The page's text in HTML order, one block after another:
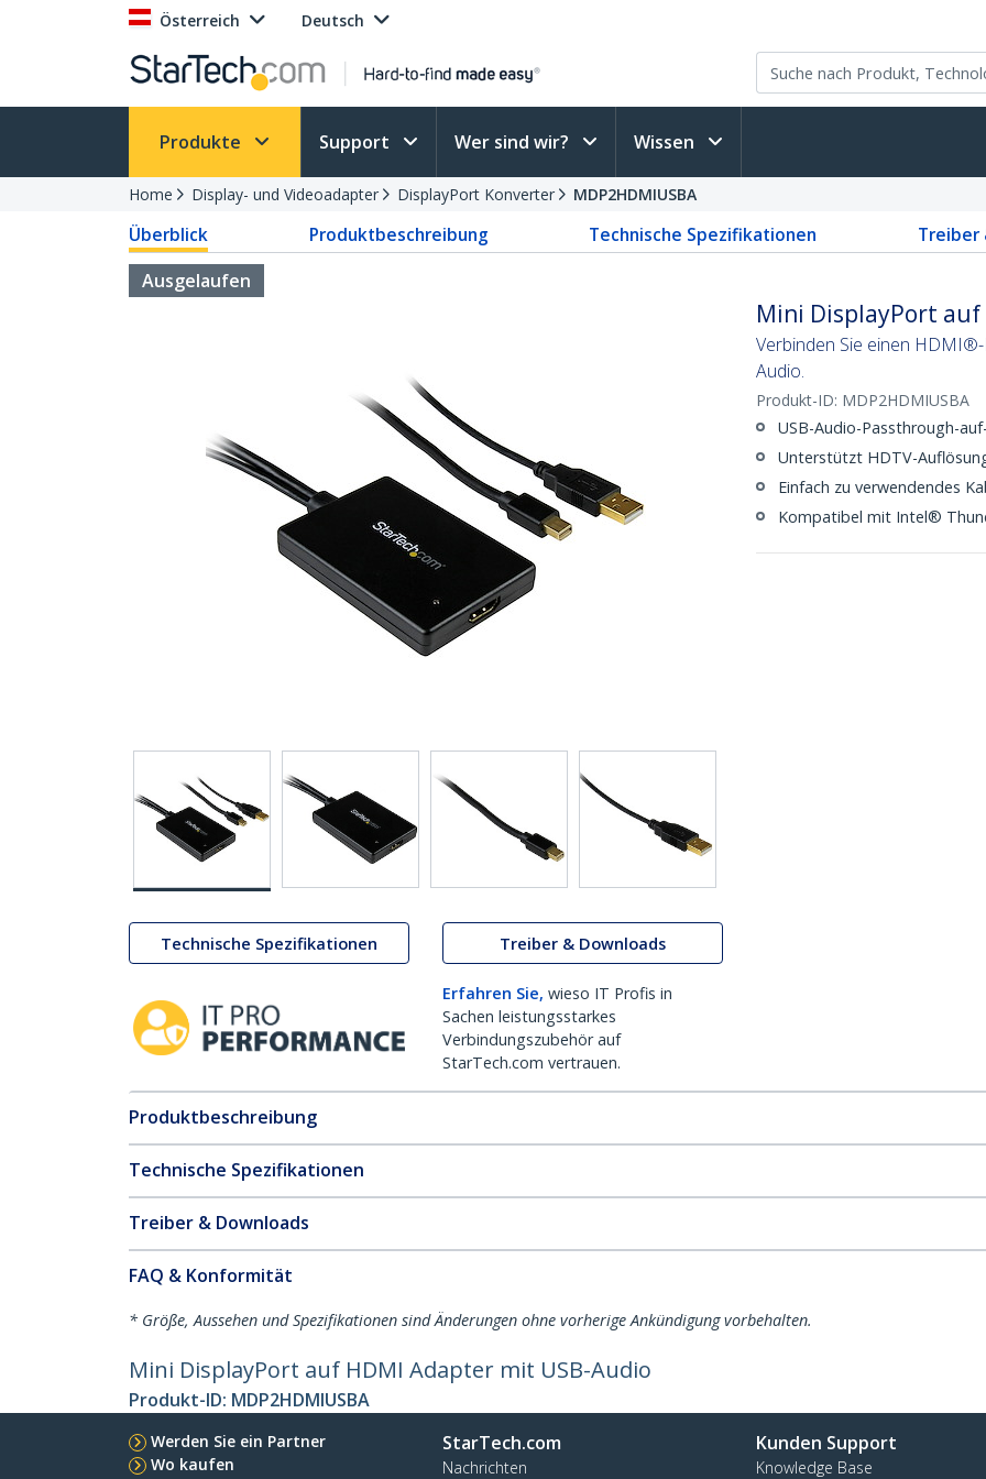
Österreich Deutsch
Produkte Support Wer sind wir? Wissen
Home Display- und Videoadapter DisplayPort Konverter MDP2HDMIUSBA
Überblick Produktbeschreibung Technische Spezifikationen Treiber
Ausgelaufen
Technische Spezifikationen Treiber & Downloads
Erfahren Sie, wieso IT Profis in
Sachen leistungsstarkes
Verbindungszubehör auf
StarTech.com vertrauen.
Mini DisplayPort
Verbinden Sie einen
Audio.
Produkt-ID: MDP2HDMIUSBA
USB-Audio-Passthrough-
Unterstützt HDTV-
Einfach zu verwendendes
Kompatibel mit Intel®
Produktbeschreibung
Technische Spezifikationen
Treiber & Downloads
FAQ & Konformität
* Größe, Aussehen und Spezifikationen sind Änderungen ohne vorherige Ankündigung vorbehalten.
Mini DisplayPort auf HDMI Adapter mit USB-Audio
Produkt-ID: MDP2HDMIUSBA
Werden Sie ein Partner
Wo kaufen
StarTech.com
Nachrichten
Kunden Support
Knowledge Base